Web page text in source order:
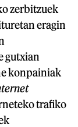
zerbitzuek
eragin
gutxian
konpainiak
trafiko